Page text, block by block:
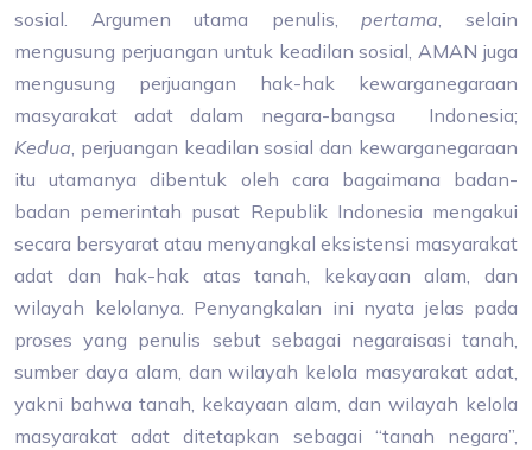
sosial. Argumen utama penulis,pertama, selain
mengusung perjuangan untuk keadilan sosial, AMAN juga
mengusung perjuangan hak-hak kewarganegaraan
masyarakat adat dalam negara-bangsa Indonesia;
Kedua, perjuangan keadilan sosial dan kewarganegaraan
itu utamanya dibentuk oleh cara bagaimana badan-
badan pemerintah pusat Republik Indonesia mengakui
secara bersyarat atau menyangkal eksistensi masyarakat
adat dan hak-hak atas tanah, kekayaan alam, dan
wilayah kelolanya. Penyangkalan ini nyata jelas pada
proses yang penulis sebut sebagai negaraisasi tanah,
sumber daya alam, dan wilayah kelola masyarakat adat,
yakni bahwa tanah, kekayaan alam, dan wilayah kelola
masyarakat adat ditetapkan sebagai “tanah negara”,